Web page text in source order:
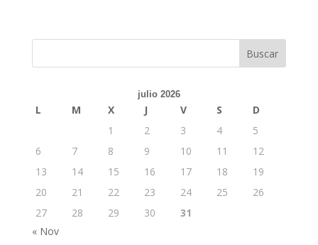
julio 2026
L M X J V S
D
1
2 3 4
5
6
7 8 9 10 11
12
13
14 15 16 17 18
19
20
21 22 23 24 25
26
27
28 29 30
31
« Nov